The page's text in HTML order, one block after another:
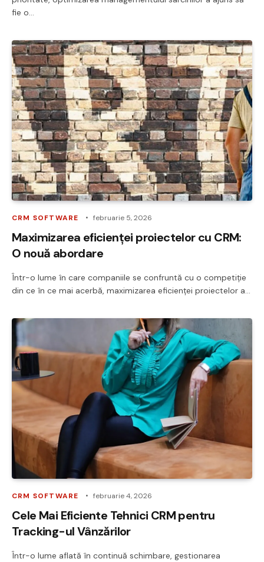
fie o…
CRM SOFTWARE februarie 5, 2026
Maximizarea eficienței proiectelor cu CRM:
O nouă abordare
Într-o lume în care companiile se confruntă cu o competiție
din ce în ce mai acerbă, maximizarea eficienței proiectelor a…
CRM SOFTWARE februarie 4, 2026
Cele Mai Eficiente Tehnici CRM pentru
Tracking-ul Vânzărilor
Într-o lume aflată în continuă schimbare, gestionarea